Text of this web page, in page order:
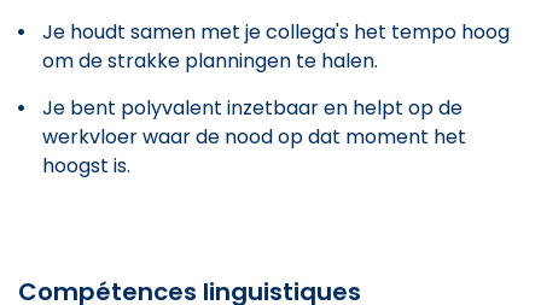
Je houdt samen met je collega's het tempo hoog
om de strakke planningen te halen.
Je bent polyvalent inzetbaar en helpt op de
werkvloer waar de nood op dat moment het
hoogst is.
Compétences linguistiques